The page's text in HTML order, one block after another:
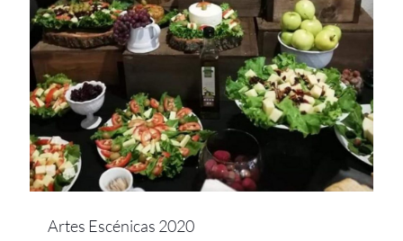
Artes Escénicas 2020